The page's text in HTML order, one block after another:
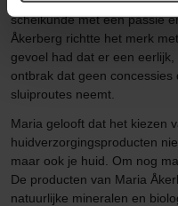
scheikunde met een passie
Åkerberg richtte het merk
gevoel had dat er een
ontbrak dat geen
sluiproutes neemt.
Maria gelooft dat het kiezen
huidverzorgingsproducten
maar ook je huid. Om nog
De producten van Maria
natuurlijke mineralen en